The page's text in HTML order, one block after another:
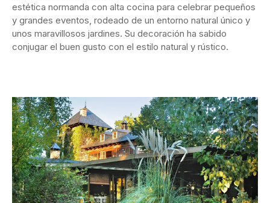
estética normanda con alta cocina para celebrar pequeños
y grandes eventos, rodeado de un entorno natural único y
unos maravillosos jardines. Su decoración ha sabido
conjugar el buen gusto con el estilo natural y rústico.